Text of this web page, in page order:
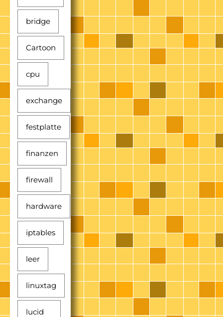
bridge
Cartoon
cpu
exchange
festplatte
finanzen
firewall
hardware
iptables
leer
linuxtag
lucid